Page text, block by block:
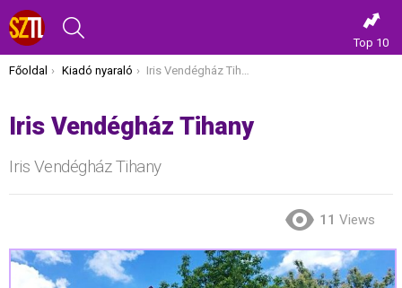
Top 10
Itt vagy most:
Főoldal Kiadó nyaraló Iris Vendégház Tihany
Iris Vendégház Tihany
Iris Vendégház Tihany
11 Views